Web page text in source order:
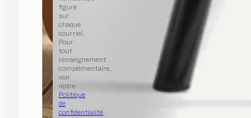
figure
sur
chaque
courriel.
Pour
tout
renseignement
complémentaire,
voir
notre
Politique
de
confidentialité.